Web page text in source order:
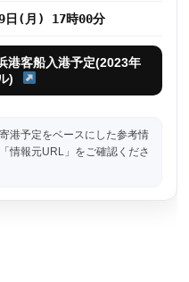
日(月) 17時00分
港客船入港予定(2023年
)
港予定をベースにした参考情
情報元URL」をご確認くださ